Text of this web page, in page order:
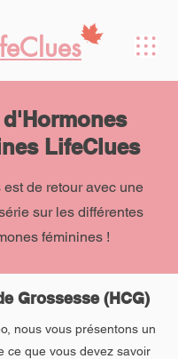
d'Hormones
LifeClues
de retour avec une
sur les différentes
féminines !
Grossesse (HCG)
nous vous présentons un
ce que vous devez savoir